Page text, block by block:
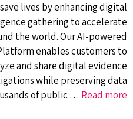
lives by enhancing digital
gathering to accelerate
the world. Our AI-powered
enables customers to
and share digital evidence
while preserving data
of public … Read more